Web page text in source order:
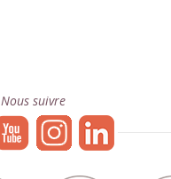
Nous suivre